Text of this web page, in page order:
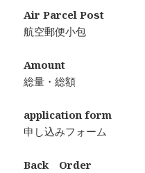
Air Parcel Post
航空郵便小包
Amount
総量・総額
application form
申し込みフォーム
Back Order